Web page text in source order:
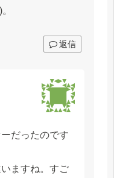
返信
だったのです
ますね。すご